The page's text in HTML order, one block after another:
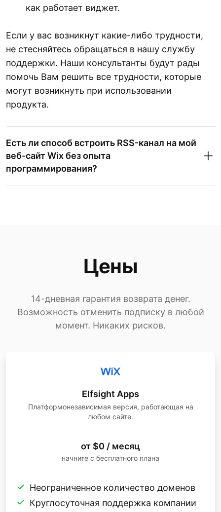
как работает виджет.
Если у вас возникнут какие-либо трудности,
не стесняйтесь обращаться в нашу службу
поддержки. Наши консультанты будут рады
помочь Вам решить все трудности, которые
могут возникнуть при использовании
продукта.
Есть ли способ встроить RSS-канал на мой
веб-сайт Wix без опыта
программирования?
Цены
14-дневная гарантия возврата денег.
Возможность отменить подписку в любой
момент. Никаких рисков.
Elfsight Apps
Платформонезависимая версия, работающая на
любом сайте.
от $0 / месяц
начните с бесплатного плана
Неограниченное количество доменов
Круглосуточная поддержка компании